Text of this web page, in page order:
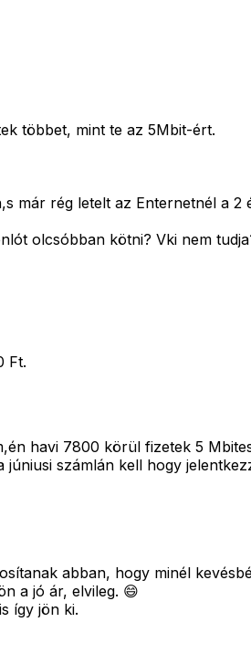
többet, mint te az 5Mbit-ért.
már rég letelt az Enternetnél a
olcsóbban kötni? Vki nem
Ft.
havi 7800 körül fizetek 5
júniusi számlán kell hogy
abban, hogy minél
a jó ár, elvileg. 😄
így jön ki.